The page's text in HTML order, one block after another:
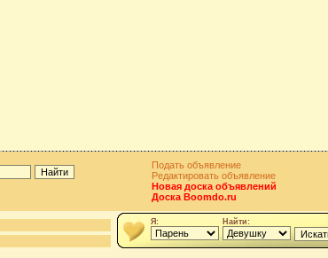
Подать объявление
Редактировать объявление
Новая доска объявлений
Доска Boomdo.ru
Я: Найти: